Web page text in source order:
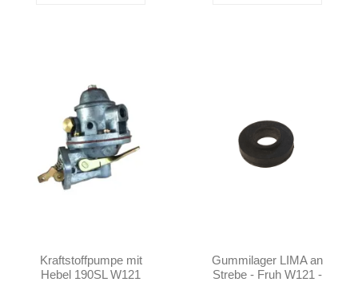
Kraftstoffpumpe mit
Hebel 190SL W121
Gummilager LIMA an
Strebe - Fruh W121 -